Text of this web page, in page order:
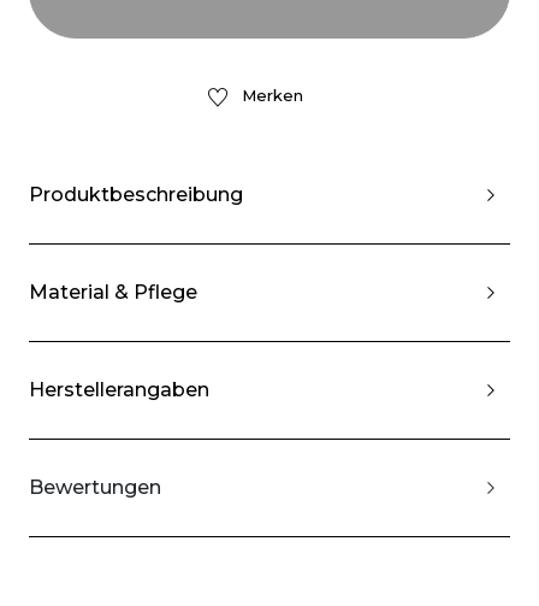
Merken
Produktbeschreibung
Material & Pflege
Herstellerangaben
Bewertungen